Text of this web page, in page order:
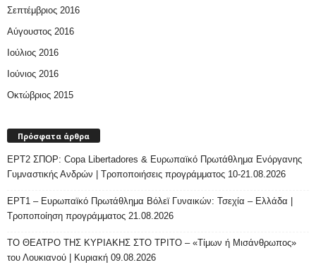
Σεπτέμβριος 2016
Αύγουστος 2016
Ιούλιος 2016
Ιούνιος 2016
Οκτώβριος 2015
Πρόσφατα άρθρα
ΕΡΤ2 ΣΠΟΡ: Copa Libertadores & Ευρωπαϊκό Πρωτάθλημα Ενόργανης
Γυμναστικής Ανδρών | Τροποποιήσεις προγράμματος 10-21.08.2026
ΕΡΤ1 – Ευρωπαϊκό Πρωτάθλημα Βόλεϊ Γυναικών: Τσεχία – Ελλάδα |
Τροποποίηση προγράμματος 21.08.2026
ΤΟ ΘΕΑΤΡΟ ΤΗΣ ΚΥΡΙΑΚΗΣ ΣΤΟ ΤΡΙΤΟ – «Τίμων ή Μισάνθρωπος»
του Λουκιανού | Κυριακή 09.08.2026